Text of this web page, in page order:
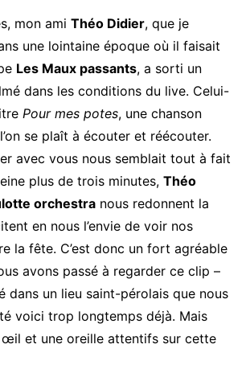
mon ami Théo Didier, que je
une lointaine époque où il faisait
Les Maux passants, a sorti un
dans les conditions du live. Celui-
Pour mes potes, une chanson
se plaît à écouter et réécouter.
avec vous nous semblait tout à fait
plus de trois minutes, Théo
orchestranous redonnent la
en nous l’envie de voir nos
la fête. C’est donc un fort agréable
avons passé à regarder ce clip –
dans un lieu saint-pérolais que nous
voici trop longtemps déjà. Mais
et une oreille attentifs sur cette